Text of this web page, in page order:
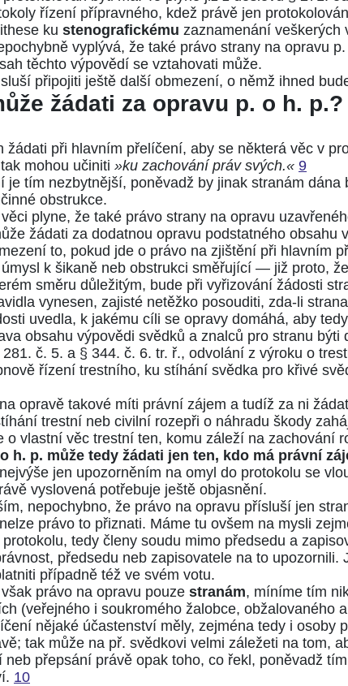
řízení přípravného, kdež právě jen
ku stenografickému zaznamenání veškerých
vyplývá, že také právo strany na opravu
těchto výpovědí se vztahovati může.
připojiti ještě další obmezení, o němž ihned
žádati za opravu p. o h. p.?
žádati při hlavním přelíčení, aby se některá věc v
mohou učiniti »ku zachování práv svých.« 9
je tím nezbytnější, poněvadž by jinak stranám
obstrukce.
plyne, že také právo strany na opravu
žádati za dodatnou opravu podstatného obsahu
to, pokud jde o právo na zjištění při
k šikaně neb obstrukci směřující — již proto,
směru důležitým, bude při vyřizování žádosti
vynesen, zajisté netěžko posouditi, zda-li
uvedla, k jakému cíli se opravy domáhá, aby
obsahu výpovědi svědků a znalců pro stranu
281. č. 5. a § 344. č. 6. tr. ř., odvolání z výroku o
řízení trestního, ku stíhání svědka pro křivé
opravě takové míti právní zájem a tudíž za ni
trestní neb civilní rozepři o náhradu škody
o vlastní věc trestní ten, komu záleží na zachování
h. p. může tedy žádati jen ten, kdo má právní
jen upozorněním na omyl do protokolu se
vyslovená potřebuje ještě objasnění.
nepochybno, že právo na opravu přísluší jen
právo to přiznati. Máme tu ovšem na mysli
tedy členy soudu mimo předsedu a
předsedu neb zapisovatele na to
případně též ve svém votu.
právo na opravu pouze stranám, míníme tím
(veřejného i soukromého žalobce,
nějaké účastenství měly, zejména tedy i
tak může na př. svědkovi velmi záležeti na tom,
neb přepsání právě opak toho, co řekl, poněvadž
10